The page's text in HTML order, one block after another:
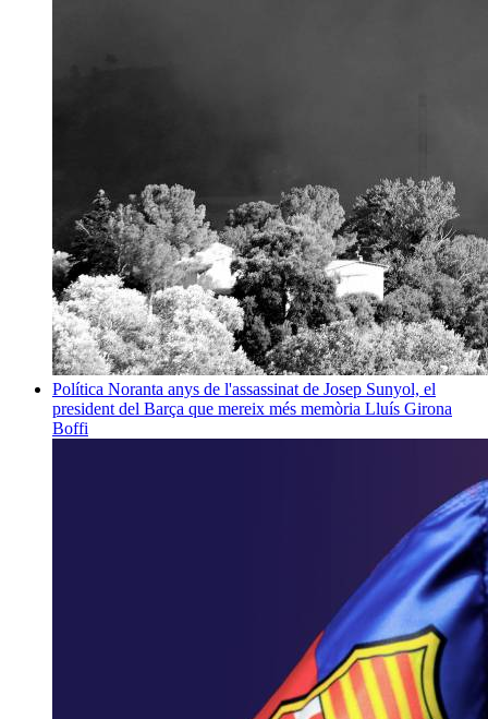
Política Noranta anys de l'assassinat de Josep Sunyol, el
president del Barça que mereix més memòria Lluís Girona
Boffi